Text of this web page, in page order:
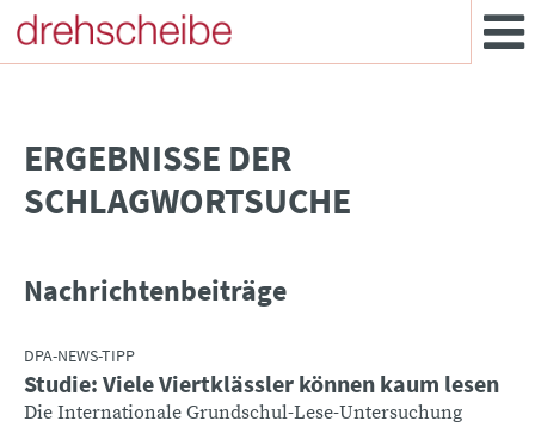
­ERGEBNISSE DER
SCHLAGWORTSUCHE
Nachrichtenbeiträge
DPA-NEWS-TIPP
Studie: Viele Viertklässler können kaum lesen
Die Internationale Grundschul-Lese-Untersuchung